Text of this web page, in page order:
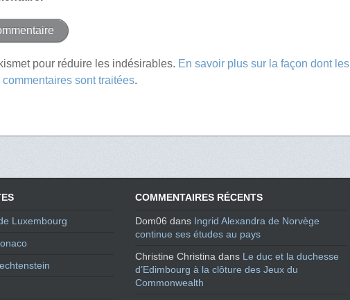
pour réduire les indésirables. En savoir plus sur la façon dont les
sont traitées.
Luxembourg
COMMENTAIRES RÉCENTS
Dom06 dans Ingrid Alexandra de Norvège
continue ses études au pays
Christine Christina dans Le duc et la duchesse
d’Edimbourg à la clôture des Jeux du
Commonwealth